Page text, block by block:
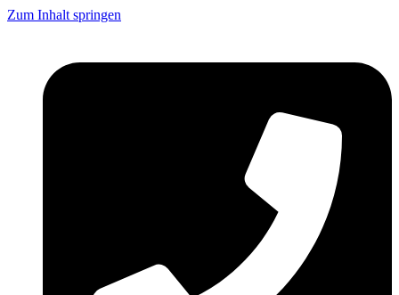
Zum Inhalt springen